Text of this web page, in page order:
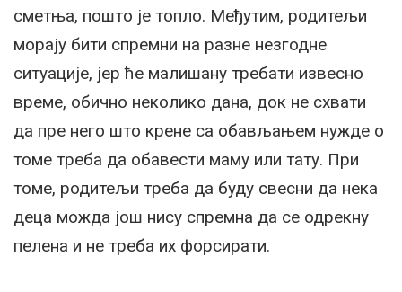
сметња, пошто је топло. Међутим, родитељи
морају бити спремни на разне незгодне
ситуације, јер ће малишану требати извесно
време, обично неколико дана, док не схвати
да пре него што крене са обављањем нужде о
томе треба да обавести маму или тату. При
томе, родитељи треба да буду свесни да нека
деца можда још нису спремна да се одрекну
пелена и не треба их форсирати.